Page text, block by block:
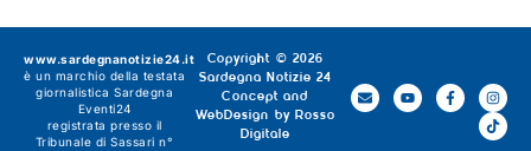
Copyright © 2026
Sardegna Notizie 24
Concept and
WebDesign by Rosso
Digitale
www.sardegnanotizie24.it
è un marchio della testata
giornalistica Sardegna
Eventi24
registrata presso il
Tribunale di Sassari n°